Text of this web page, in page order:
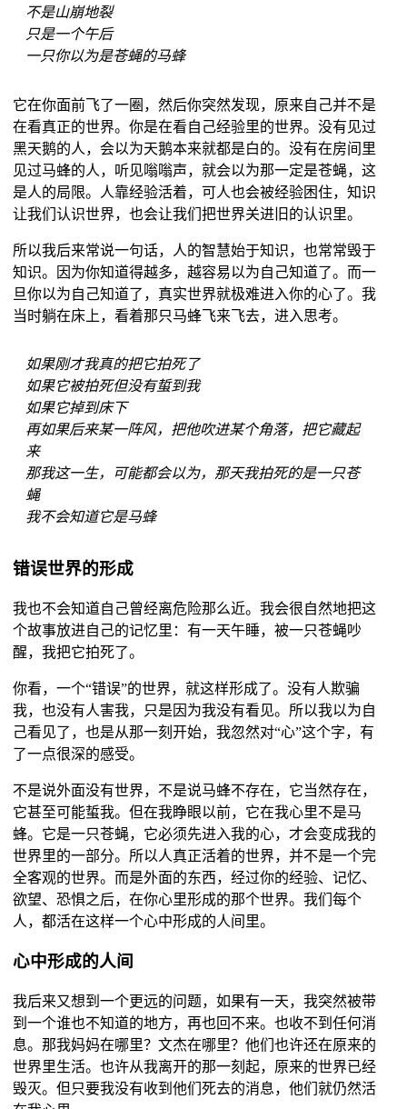
不是山崩地裂
只是一个午后
一只你以为是苍蝇的马蜂
它在你面前飞了一圈，然后你突然发现，原来自己并不是
在看真正的世界。你是在看自己经验里的世界。没有见过
黑天鹅的人，会以为天鹅本来就都是白的。没有在房间里
见过马蜂的人，听见嗡嗡声，就会以为那一定是苍蝇，这
是人的局限。人靠经验活着，可人也会被经验困住，知识
让我们认识世界，也会让我们把世界关进旧的认识里。
所以我后来常说一句话，人的智慧始于知识，也常常毁于
知识。因为你知道得越多，越容易以为自己知道了。而一
旦你以为自己知道了，真实世界就极难进入你的心了。我
当时躺在床上，看着那只马蜂飞来飞去，进入思考。
如果刚才我真的把它拍死了
如果它被拍死但没有蜇到我
如果它掉到床下
再如果后来某一阵风，把他吹进某个角落，把它藏起
来
那我这一生，可能都会以为，那天我拍死的是一只苍
蝇
我不会知道它是马蜂
错误世界的形成
我也不会知道自己曾经离危险那么近。我会很自然地把这
个故事放进自己的记忆里：有一天午睡，被一只苍蝇吵
醒，我把它拍死了。
你看，一个“错误”的世界，就这样形成了。没有人欺骗
我，也没有人害我，只是因为我没有看见。所以我以为自
己看见了，也是从那一刻开始，我忽然对“心”这个字，有
了一点很深的感受。
不是说外面没有世界，不是说马蜂不存在，它当然存在，
它甚至可能蜇我。但在我睁眼以前，它在我心里不是马
蜂。它是一只苍蝇，它必须先进入我的心，才会变成我的
世界里的一部分。所以人真正活着的世界，并不是一个完
全客观的世界。而是外面的东西，经过你的经验、记忆、
欲望、恐惧之后，在你心里形成的那个世界。我们每个
人，都活在这样一个心中形成的人间里。
心中形成的人间
我后来又想到一个更远的问题，如果有一天，我突然被带
到一个谁也不知道的地方，再也回不来。也收不到任何消
息。那我妈妈在哪里？文杰在哪里？他们也许还在原来的
世界里生活。也许从我离开的那一刻起，原来的世界已经
毁灭。但只要我没有收到他们死去的消息，他们就仍然活